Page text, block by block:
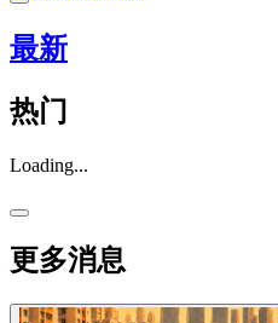
最新
热门
Loading...
更多消息